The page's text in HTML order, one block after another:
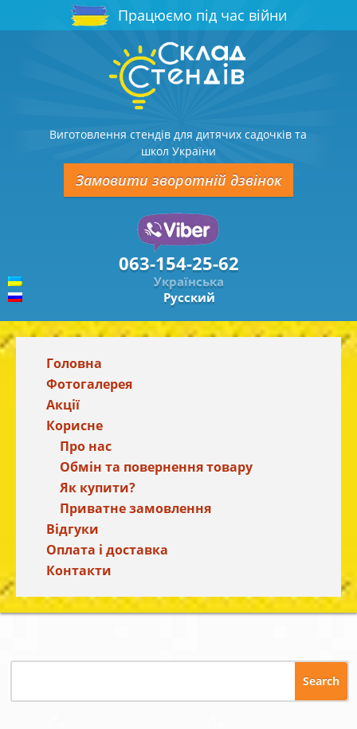
Працюємо під час війни
Виготовлення стендів для дитячих садочків та
школ України
Замовити зворотній дзвінок
063-154-25-62
Українська
Русский
Головна
Фотогалерея
Акції
Корисне
Про нас
Обмін та повернення товару
Як купити?
Приватне замовлення
Відгуки
Оплата і доставка
Контакти